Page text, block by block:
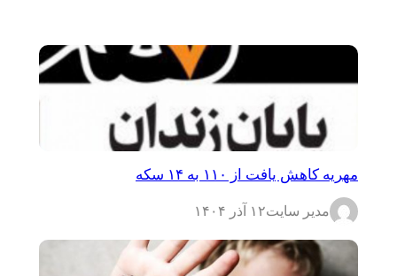
مهریه کاهش یافت از ۱۱۰ به ۱۴ سکه
مدیر سایت۱۲ آذر ۱۴۰۴